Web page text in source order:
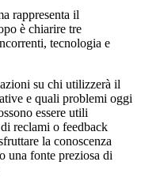
rappresenta il
è chiarire tre
tecnologia e
su chi utilizzerà il
e quali problemi oggi
essere utili
reclami o feedback
la conoscenza
una fonte preziosa di